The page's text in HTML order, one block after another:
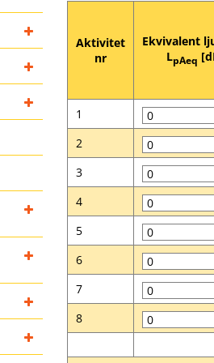
Aktivitet
nr
Ekvivalent
LpAeq
1
2
3
4
5
6
7
8